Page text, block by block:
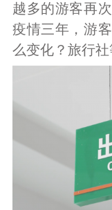
越多的游客再
疫情三年，游
么变化？旅行